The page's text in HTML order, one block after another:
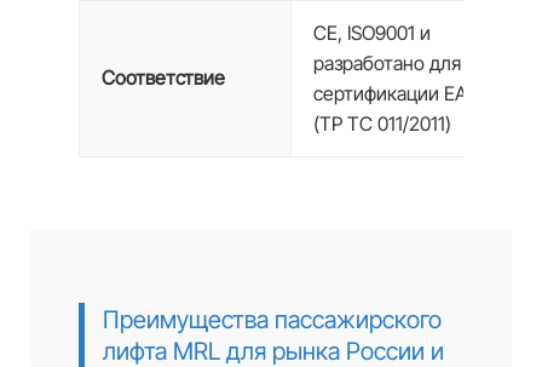
Соответствие
CE, ISO9001 и
разработано для
сертификации EAC
(ТР ТС 011/2011)
Преимущества пассажирского
лифта MRL для рынка России и